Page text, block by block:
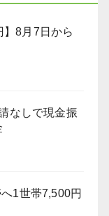
】8月7日から
なしで現金振
1世帯7,500円